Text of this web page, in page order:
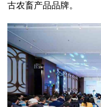
古农畜产品品牌。